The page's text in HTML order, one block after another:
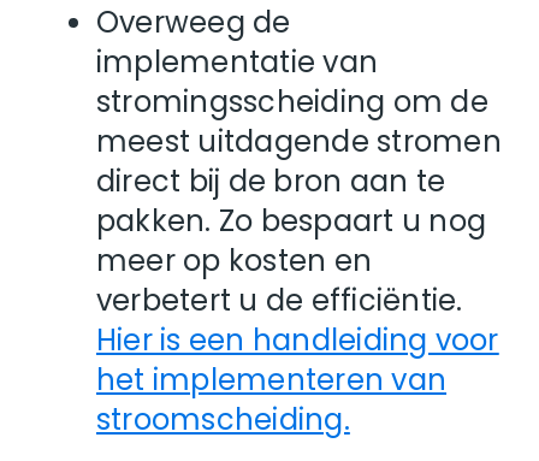
Overweeg de
implementatie van
stromingsscheiding om de
meest uitdagende stromen
direct bij de bron aan te
pakken. Zo bespaart u nog
meer op kosten en
verbetert u de efficiëntie.
Hier is een handleiding voor
het implementeren van
stroomscheiding.